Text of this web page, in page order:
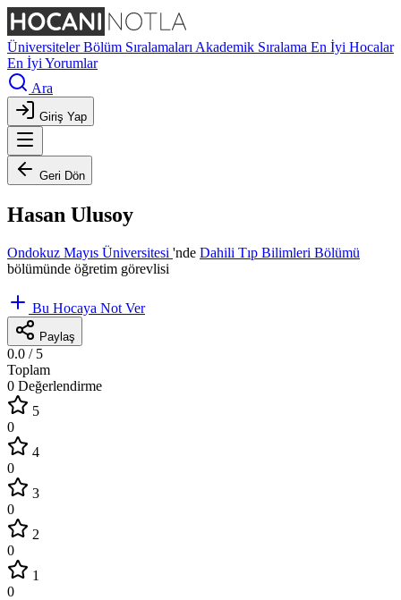
ÜniversitelerBölüm Sıralamaları Akademik Sıralama En İyi Hocalar
En İyi Yorumlar
Ara
Giriş Yap
Geri Dön
Hasan Ulusoy
Ondokuz Mayıs Üniversitesi 'nde Dahili Tıp Bilimleri Bölümü
bölümünde öğretim görevlisi
Bu Hocaya Not Ver
Paylaş
0.0 / 5
Toplam
0 Değerlendirme
5
0
4
0
3
0
2
0
1
0